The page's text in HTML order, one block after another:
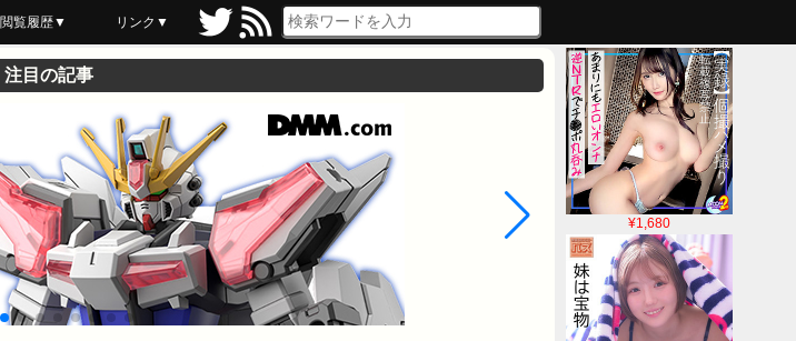
閲覧履歴▼
最近読んだ
あとで読む
ブックマーク
リンク▼
¥1,680
注目の記事